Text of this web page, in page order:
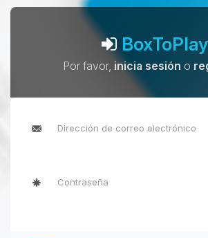
BoxToPlay
Por favor, inicia sesión o